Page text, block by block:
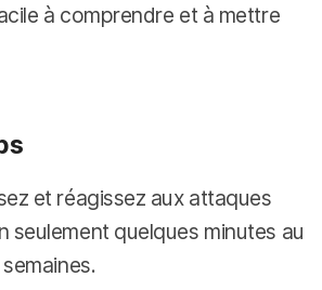
à comprendre et à mettre
et réagissez aux attaques
seulement quelques minutes au